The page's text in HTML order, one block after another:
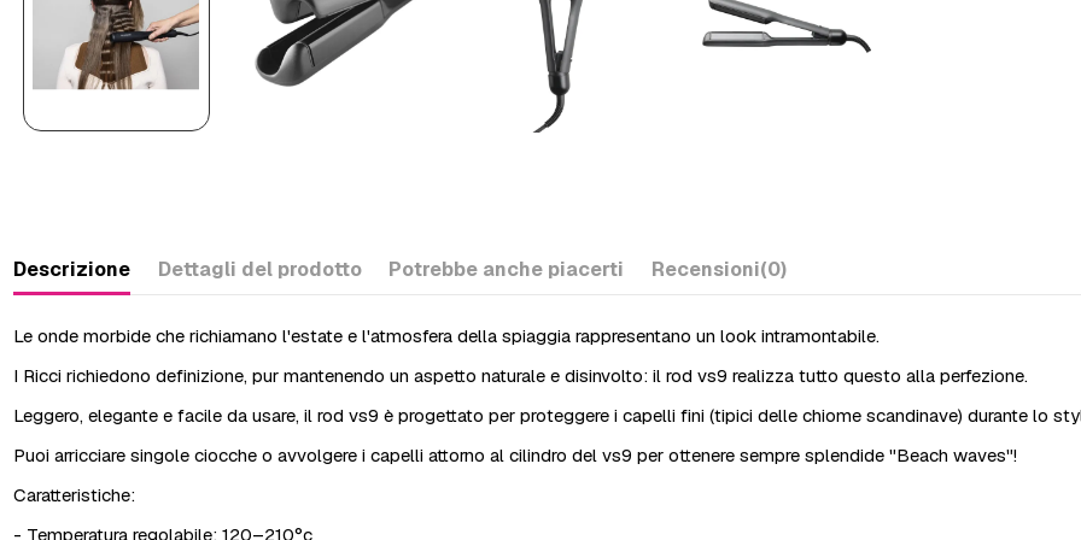
Descrizione Dettagli del prodotto Potrebbe anche piacerti Recensioni(0)
Le onde morbide che richiamano l'estate e l'atmosfera della spiaggia rappresentano un look intramontabile.
I Ricci richiedono definizione, pur mantenendo un aspetto naturale e disinvolto: il rod vs9 realizza tutto questo alla perfezione.
Leggero, elegante e facile da usare, il rod vs9 è progettato per proteggere i capelli fini (tipici delle chiome scandinave) durante lo
Puoi arricciare singole ciocche o avvolgere i capelli attorno al cilindro del vs9 per ottenere sempre splendide "Beach waves"!
Caratteristiche:
- Temperatura regolabile: 120–210°c